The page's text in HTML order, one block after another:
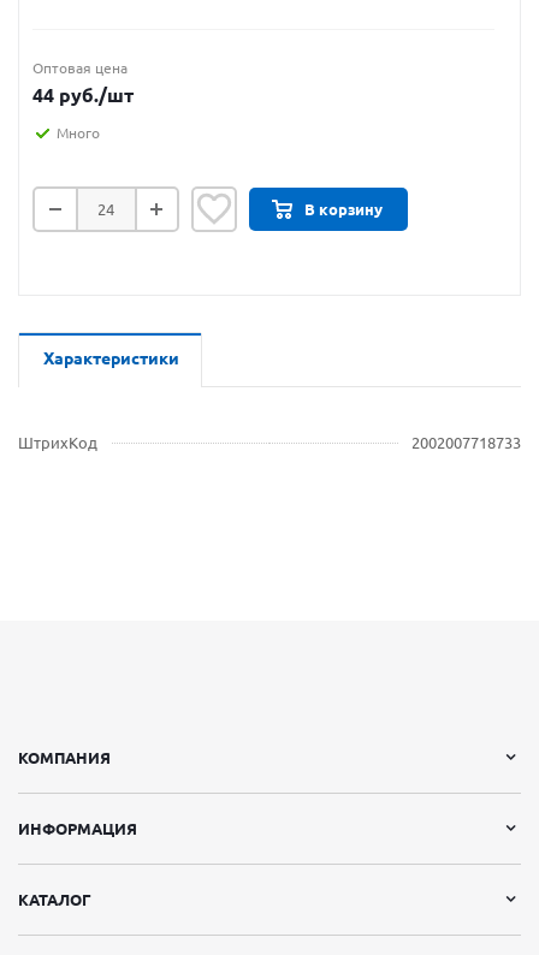
Оптовая цена
44 руб./шт
Много
В корзину
Характеристики
ШтрихКод 2002007718733
КОМПАНИЯ
ИНФОРМАЦИЯ
КАТАЛОГ